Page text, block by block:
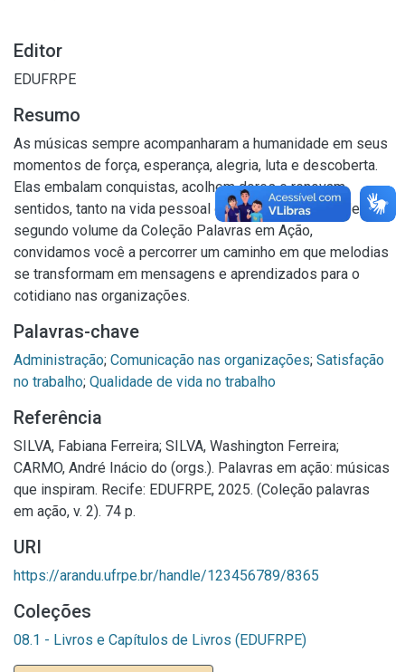
Editor
EDUFRPE
Resumo
As músicas sempre acompanharam a humanidade em seus
momentos de força, esperança, alegria, luta e descoberta.
Elas embalam conquistas, acolhem dores e renovam
sentidos, tanto na vida pessoal quanto profissional. Neste
segundo volume da Coleção Palavras em Ação,
convidamos você a percorrer um caminho em que melodias
se transformam em mensagens e aprendizados para o
cotidiano nas organizações.
Palavras-chave
Administração; Comunicação nas organizações; Satisfação
no trabalho; Qualidade de vida no trabalho
Referência
SILVA, Fabiana Ferreira; SILVA, Washington Ferreira;
CARMO, André Inácio do (orgs.). Palavras em ação: músicas
que inspiram. Recife: EDUFRPE, 2025. (Coleção palavras
em ação, v. 2). 74 p.
URI
https://arandu.ufrpe.br/handle/123456789/8365
Coleções
08.1 - Livros e Capítulos de Livros (EDUFRPE)